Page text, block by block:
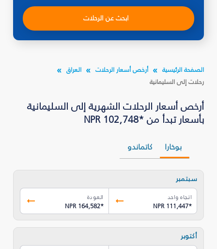
ابحث عن الرحلات
الصفحة الرئيسية أرخص أسعار الرحلات
العراق
رحلات إلى السليمانية‎
أرخص أسعار الرحلات الشهرية إلى السليمانية‎
بأسعار تبدأ من *NPR 102,748
بوخارا كاتماندو
سبتمبر
اتجاه واحد
NPR 111,447*
العودة
NPR 164,582*
أكتوبر